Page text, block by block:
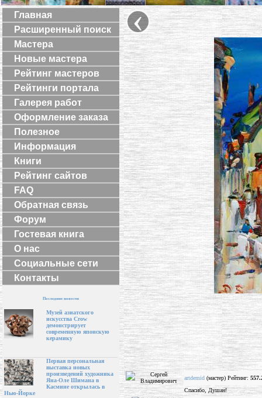
Главная
Расширенный поиск
Мастера
Новые мастера
Рейтинг мастеров
Рейтинги портала
Галерея работ
Оформление заказа
Полезное
Информация
Книги
Рейтинг сайтов
FAQ
Обратная связь
Форум
Гостевая книга
О нас
Социальные сети
Контакты
Последние новости
Музей азиатского
искусства Crow
демонстрирует
современную японскую
керамику
Первая персональная
выставка новых
произведений художника
Яна-Оле Шимана в
Касмине открылась в
Нью-Йорке
‹
artdemid (мастер) Рейтинг:
Спасибо, Душан!